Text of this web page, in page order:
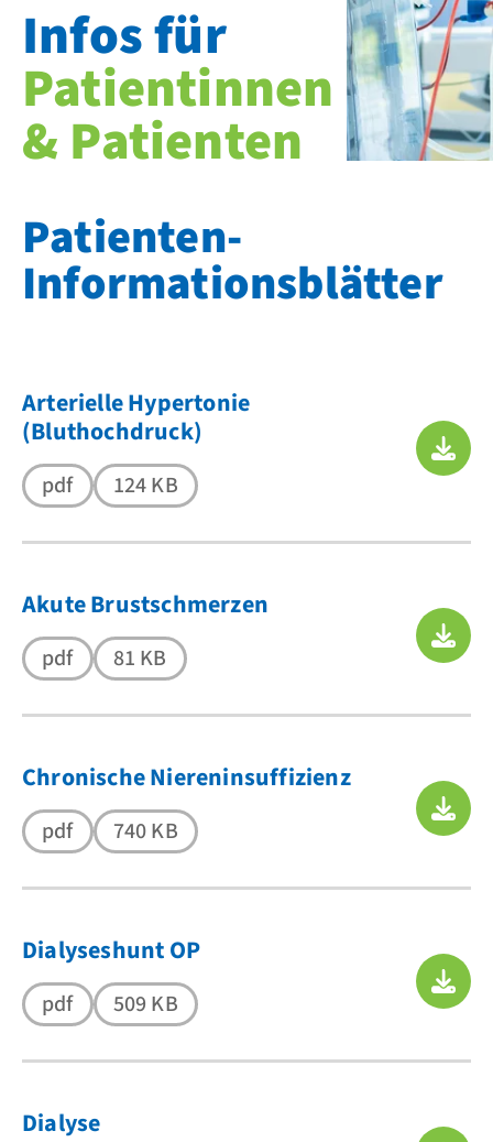
Infos für
Patientinnen
& Patienten
Patienten-
Informationsblätter
Arterielle Hypertonie
(Bluthochdruck)
pdf 124 KB
Akute Brustschmerzen
pdf 81 KB
Chronische Niereninsuffizienz
pdf 740 KB
Dialyseshunt OP
pdf 509 KB
Dialyse